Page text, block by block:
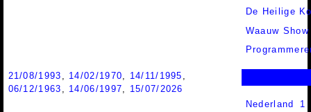
De Heilige
Waauw Show
21/08/1993 , 14/02/1970, 14/11/1995 ,
06/12/1963 , 14/06/1997, 15/07/2026
Nederland